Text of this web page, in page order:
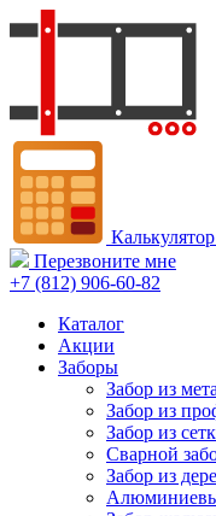
Калькулятор
Перезвоните мне
+7 (812) 906-60-82
Каталог
Акции
Заборы
Забор из
Забор из
Забор из
Сварной
Забор из